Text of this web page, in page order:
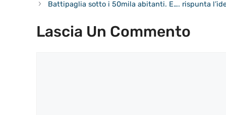
Battipaglia sotto i 50mila abitanti. E…. rispunta
Lascia Un Commento